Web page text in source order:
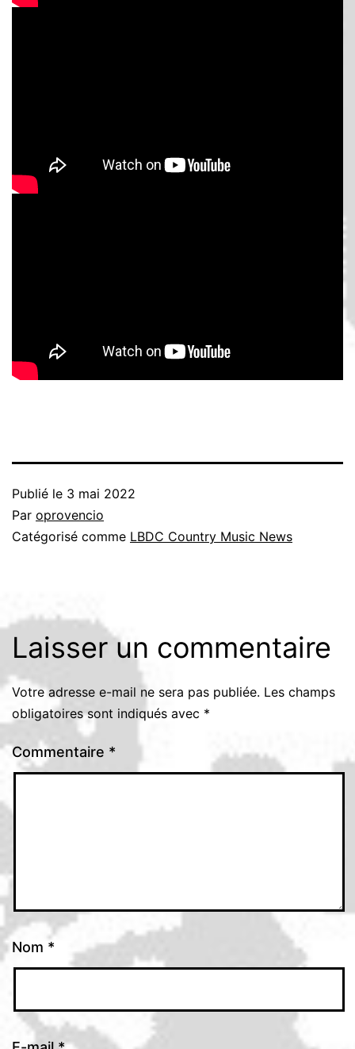
Publié le 3 mai 2022
Par oprovencio
Catégorisé comme LBDC Country Music News
Laisser un commentaire
Votre adresse e-mail ne sera pas publiée. Les champs
obligatoires sont indiqués avec *
Commentaire *
Nom *